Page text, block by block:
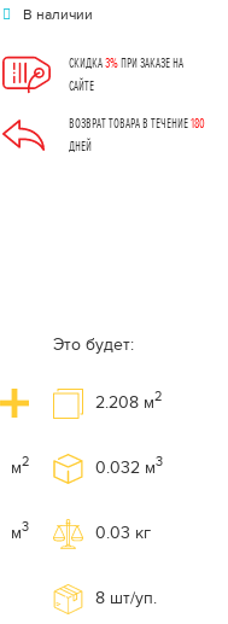
В наличии
СКИДКА3%ПРИ ЗАКАЗЕ НА
САЙТЕ
ВОЗВРАТ ТОВАРА В ТЕЧЕНИЕ180
ДНЕЙ
м2
м3
Это будет:
2.208 м2
0.032 м3
0.03 кг
8 шт/уп.